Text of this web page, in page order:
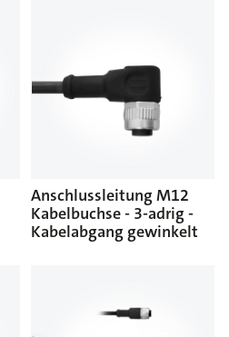
Anschlussleitung M12
Kabelbuchse - 3-adrig -
Kabelabgang gewinkelt